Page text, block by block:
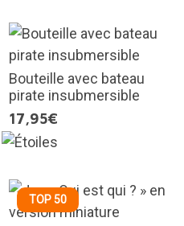
Bouteille avec bateau
pirate insubmersible
17,95€
TOP 50